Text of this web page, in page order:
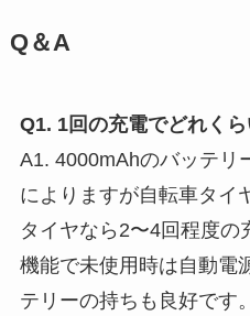
Q＆A
Q1. 1回の充電でどれく
A1. 4000mAhのバッテリ
によりますが自転車タイ
タイヤなら2〜4回程度の
機能で未使用時は自動電
テリーの持ちも良好です。